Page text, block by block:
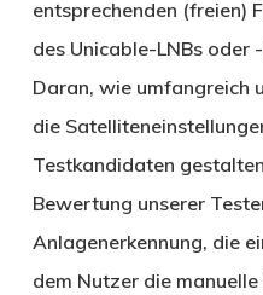
entsprechenden (freien)
des Unicable-LNBs oder
Daran, wie umfangreich
die
Testkandidaten
Bewertung unserer
Anlagenerkennung, die
dem Nutzer die